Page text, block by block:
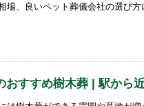
場、良いペット葬儀会社の選び方
おすすめ樹木葬 | 駅から